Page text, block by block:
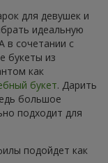
для девушек и
идеальную
в сочетании с
букеты из
как
букет. Дарить
большое
подходит для
подойдет как